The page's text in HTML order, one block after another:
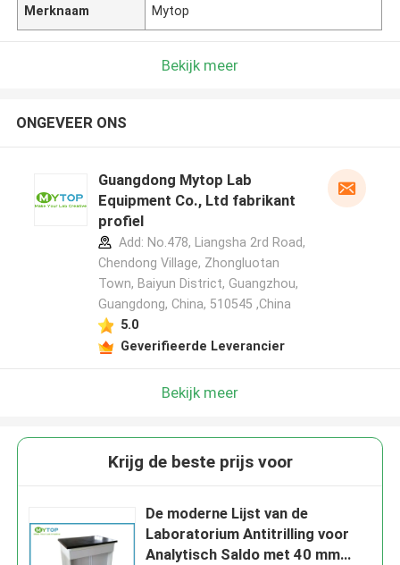
Merknaam Mytop
Bekijk meer
ONGEVEER ONS
Guangdong Mytop Lab
Equipment Co., Ltd fabrikant
profiel
Add: No.478, Liangsha 2rd Road,
Chendong Village, Zhongluotan
Town, Baiyun District, Guangzhou,
Guangdong, China, 510545 ,China
5.0
Geverifieerde Leverancier
Bekijk meer
Krijg de beste prijs voor
De moderne Lijst van de
Laboratorium Antitrilling voor
Analytisch Saldo met 40 mm